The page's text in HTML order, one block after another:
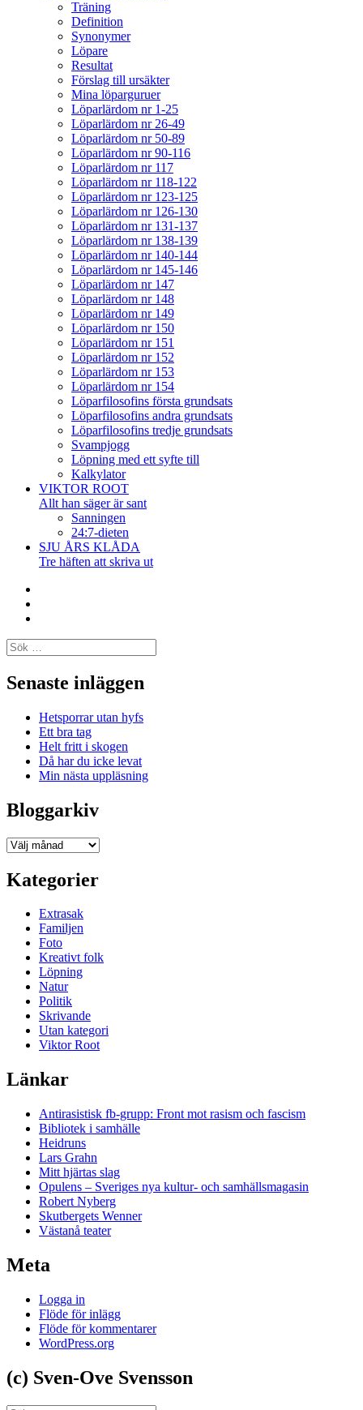
Träning
Definition
Synonymer
Löpare
Resultat
Förslag till ursäkter
Mina löparguruer
Löparlärdom nr 1-25
Löparlärdom nr 26-49
Löparlärdom nr 50-89
Löparlärdom nr 90-116
Löparlärdom nr 117
Löparlärdom nr 118-122
Löparlärdom nr 123-125
Löparlärdom nr 126-130
Löparlärdom nr 131-137
Löparlärdom nr 138-139
Löparlärdom nr 140-144
Löparlärdom nr 145-146
Löparlärdom nr 147
Löparlärdom nr 148
Löparlärdom nr 149
Löparlärdom nr 150
Löparlärdom nr 151
Löparlärdom nr 152
Löparlärdom nr 153
Löparlärdom nr 154
Löparfilosofins första grundsats
Löparfilosofins andra grundsats
Löparfilosofins tredje grundsats
Svampjogg
Löpning med ett syfte till
Kalkylator
VIKTOR ROOT
Allt han säger är sant
Sanningen
24:7-dieten
SJU ÅRS KLÅDA
Tre häften att skriva ut
Sök
efter:
Senaste inläggen
Hetsporrar utan hyfs
Ett bra tag
Helt fritt i skogen
Då har du icke levat
Min nästa uppläsning
Bloggarkiv
Bloggarkiv
Kategorier
Extrasak
Familjen
Foto
Kreativt folk
Löpning
Natur
Politik
Skrivande
Utan kategori
Viktor Root
Länkar
Antirasistisk fb-grupp: Front mot rasism och fascism
Bibliotek i samhälle
Heidruns
Lars Grahn
Mitt hjärtas slag
Opulens – Sveriges nya kultur- och samhällsmagasin
Robert Nyberg
Skutbergets Wenner
Västanå teater
Meta
Logga in
Flöde för inlägg
Flöde för kommentarer
WordPress.org
(c) Sven-Ove Svensson